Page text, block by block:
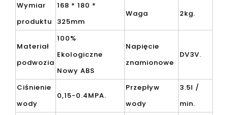
Wymiar
produktu
168 * 180 *
325mm
Waga 2kg.
Materiał
podwozia
100%
Ekologiczne
Nowy ABS
Napięcie
znamionowe
DV3V.
Ciśnienie
wody
0,15-0.4MPA.
Przepływ
wody
3.5l /
min.